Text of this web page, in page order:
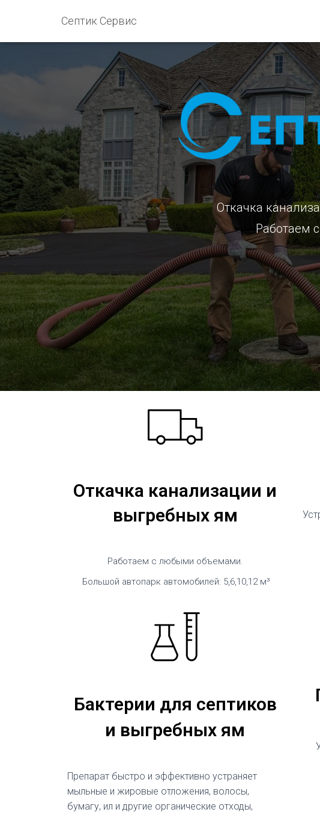
Септик Сервис
Откачка
Работаем
Откачка канализации и
выгребных ям
Работаем с любыми объемами.
Большой автопарк автомобилей: 5,6,10,12 м³
Бактерии для септиков
и выгребных ям
Препарат быстро и эффективно устраняет
мыльные и жировые отложения, волосы,
бумагу, ил и другие органические отходы,